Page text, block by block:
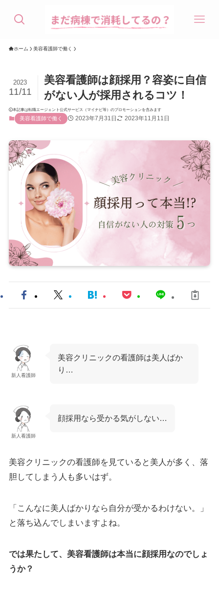
ホーム 美容看護師で働く
美容看護師は顔採用？容姿に自信
がない人が採用されるコツ！
2023
11/11
本記事は転職エージェント公式サービス（マイナビ等）のプロモーションを含みます
美容看護師で働く 2023年7月31日 2023年11月11日
新人看護師
美容クリニックの看護師は美人ばか
り…
新人看護師
顔採用なら受かる気がしない…
美容クリニックの看護師を見ていると美人が多く、落
胆してしまう人も多いはず。
「こんなに美人ばかりなら自分が受かるわけない。」
と落ち込んでしまいますよね。
では果たして、美容看護師は本当に顔採用なのでしょ
うか？